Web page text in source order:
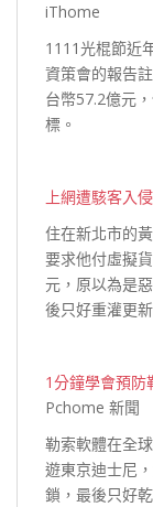
iThome
1111光棍節近
資策會的報告
台幣57.2億元
標。
上網遭駭客入
住在新北市的
要求他付虛擬
元，原以為是
後只好重灌更
1分鐘學會預防
Pchome 新聞
勒索軟體在全
遊東京迪士尼
鎖，最後只好